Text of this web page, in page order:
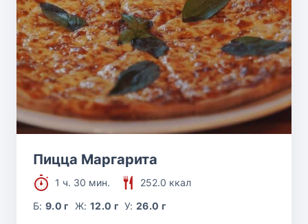
Пицца Маргарита
1 ч. 30 мин.
252.0 ккал
Б:9.0 г Ж: 12.0 г У:26.0 г